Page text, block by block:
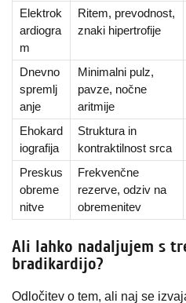
Elektrok
ardiogra
m
Ritem, prevodnost,
znaki hipertrofije
Dnevno
spremlj
anje
Minimalni pulz,
pavze, nočne
aritmije
Ehokard
iografija
Struktura in
kontraktilnost srca
Preskus
obreme
nitve
Frekvenčne
rezerve, odziv na
obremenitev
Ali lahko nadaljujem s
bradikardijo?
Odločitev o tem, ali naj se